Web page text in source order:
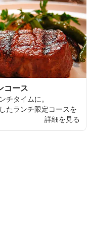
コース
チタイムに。
たランチ限定コースを
非日常空間でご
詳細を見る